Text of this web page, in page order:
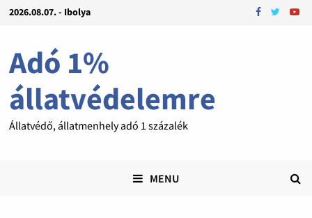
2026.08.07. - Ibolya
Adó 1%
állatvédelemre
Állatvédő, állatmenhely adó 1 százalék
MENU